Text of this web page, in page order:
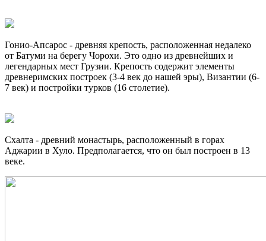
Гонио-Апсарос - древняя крепость, расположенная недалеко
от Батуми на берегу Чорохи. Это одно из древнейших и
легендарных мест Грузии. Крепость содержит элементы
древнеримских построек (3-4 век до нашей эры), Византии (6-
7 век) и постройки турков (16 столетие).
Схалта - древний монастырь, расположенный в горах
Аджарии в Хуло. Предполагается, что он был построен в 13
веке.